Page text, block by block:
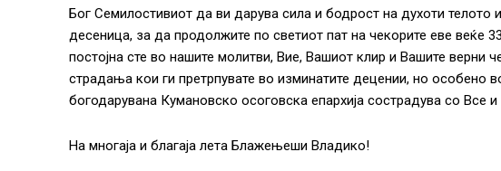
Бог Семилостивиот да ви дарува сила и бодрост на духоти телото
десеница, за да продолжите по светиот пат на чекорите еве
постојна сте во нашите молитви, Вие, Вашиот клир и Вашите верни
страдања кои ги претрпувате во изминатите децении, но особено
богодарувана Кумановско осоговска епархија сострадува со Все
На многаја и благаја лета Блажењеши Владико!